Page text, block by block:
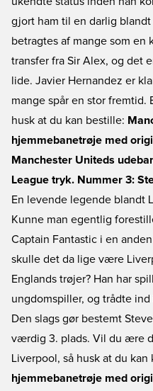
gjort ham til en darlig
betragtes af mange som en
transfer fra Sir Alex, og det
lide. Javier Hernandez er
mange spår en stor fremtid.
husk at du kan bestille:
hjemmebanetrøje med
Manchester Uniteds
League tryk. Nummer 3:
En levende legende blandt
Kunne man egentlig
Captain Fantastic i en
skulle det da lige være
Englands trøjer? Han har
ungdomspiller, og trådte
Den slags gør bestemt
værdig 3. plads. Vil du ære
Liverpool, så husk at du kan
hjemmebanetrøje med